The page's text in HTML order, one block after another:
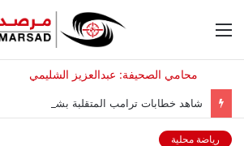
شاهد خطابات ترامب المتقلبة بشأن الحرب مع
رياضة محلية